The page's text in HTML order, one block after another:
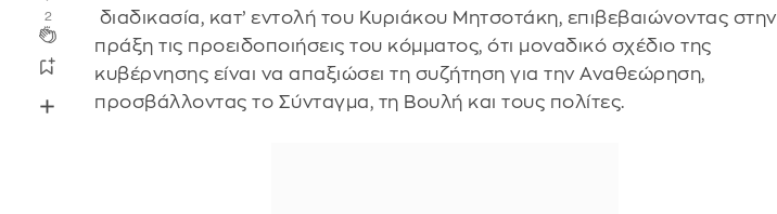
2
διαδικασία, κατ’ εντολή του Κυριάκου Μητσοτάκη, επιβεβαιώνοντας στην
πράξη τις προειδοποιήσεις του κόμματος, ότι μοναδικό σχέδιο της
κυβέρνησης είναι να απαξιώσει τη συζήτηση για την Αναθεώρηση,
προσβάλλοντας το Σύνταγμα, τη Βουλή και τους πολίτες.